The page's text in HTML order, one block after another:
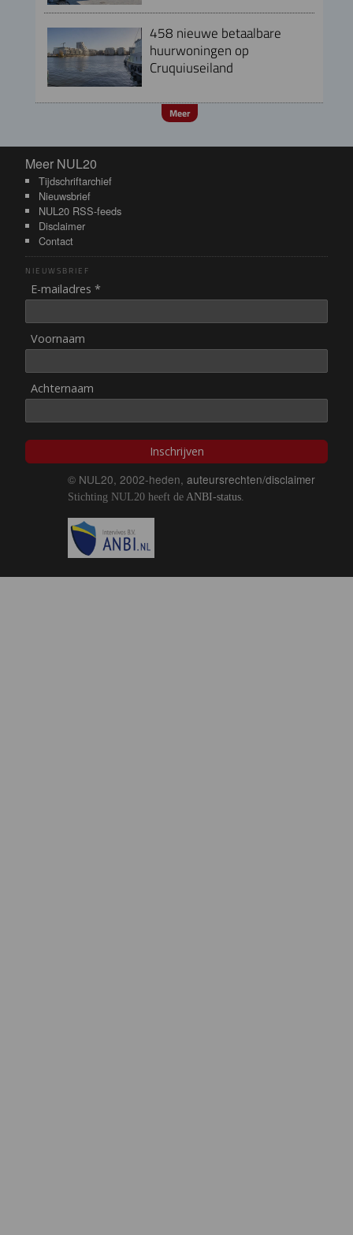
458 nieuwe betaalbare
huurwoningen op
Cruquiuseiland
Meer
Meer NUL20
Meer NUL20
Tijdschriftarchief
Nieuwsbrief
NUL20 RSS-feeds
Disclaimer
Contact
NIEUWSBRIEF
E-mailadres *
Voornaam
Achternaam
Inschrijven
© NUL20, 2002-heden, auteursrechten/disclaimer
Stichting NUL20 heeft de ANBI-status.
Image